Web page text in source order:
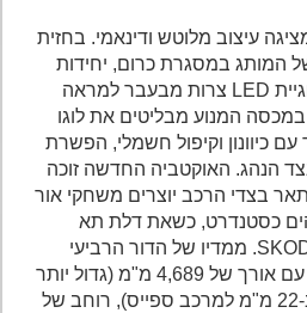
עיצוב מלוטש ודינאמי. בחזית
במסגרת כרום, יחידות
התאורה הקדמיות בטכנולוגיית LED צרות מבעבר למראה
המנוע מבליטים את לוגו
וקיפול חשמלי, הפשרת
הנהג. האוקטביה החדשה זוכה
בצדי הרכב יוצרים משחקי אור
כסטנדרט, כשאת דלת תא
המטען מעטרות אותיות SKODA. ממדיו של הדור הרביעי
גדולים יותר מהדור היוצא, עם אורך של 4,689 מ"מ (גדול יותר
ב-19 מ"מ למרכב סדאן וב-22 מ"מ למרכב ספייס), רוחב של